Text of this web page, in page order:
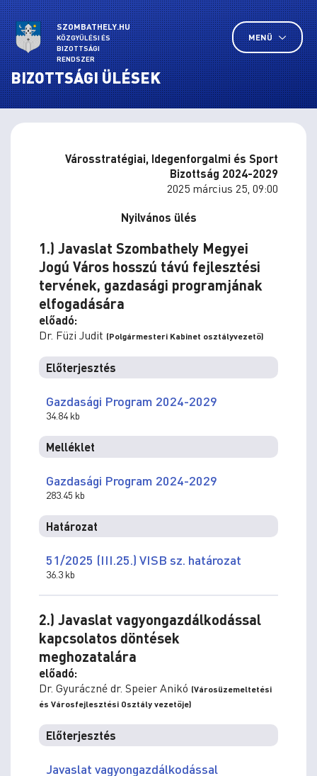
SZOMBATHELY.HU
KÖZGYŰLÉSI ÉS
BIZOTTSÁGI
RENDSZER
MENÜ
BIZOTTSÁGI ÜLÉSEK
Városstratégiai, Idegenforgalmi és Sport
Bizottság 2024-2029
2025 március 25, 09:00
Nyilvános ülés
1.) Javaslat Szombathely Megyei
Jogú Város hosszú távú fejlesztési
tervének, gazdasági programjának
elfogadására
előadó:
Dr. Füzi Judit (Polgármesteri Kabinet osztályvezető)
Előterjesztés
Gazdasági Program 2024-2029
34.84 kb
Melléklet
Gazdasági Program 2024-2029
283.45 kb
Határozat
51/2025 (III.25.) VISB sz. határozat
36.3 kb
2.) Javaslat vagyongazdálkodással
kapcsolatos döntések
meghozatalára
előadó:
Dr. Gyuráczné dr. Speier Anikó (Városüzemeltetési
és Városfejlesztési Osztály vezetője)
Előterjesztés
Javaslat vagyongazdálkodással